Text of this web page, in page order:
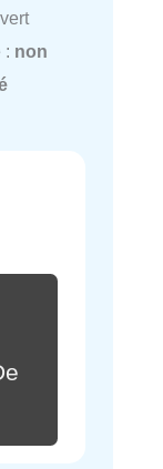
: non